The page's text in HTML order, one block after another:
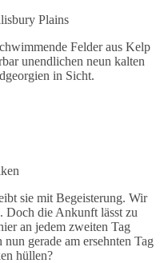
Felder aus Kelp
unendlichen neun kalten
in Sicht.
sie mit Begeisterung. Wir
Doch die Ankunft lässt zu
an jedem zweiten Tag
gerade am ersehnten Tag
hüllen?